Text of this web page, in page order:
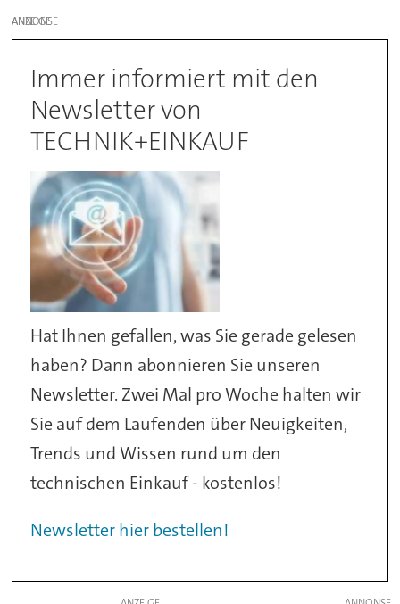
ANZEIGE
Immer informiert mit den
Newsletter von
TECHNIK+EINKAUF
Hat Ihnen gefallen, was Sie gerade gelesen
haben? Dann abonnieren Sie unseren
Newsletter. Zwei Mal pro Woche halten wir
Sie auf dem Laufenden über Neuigkeiten,
Trends und Wissen rund um den
technischen Einkauf - kostenlos!
Newsletter hier bestellen!